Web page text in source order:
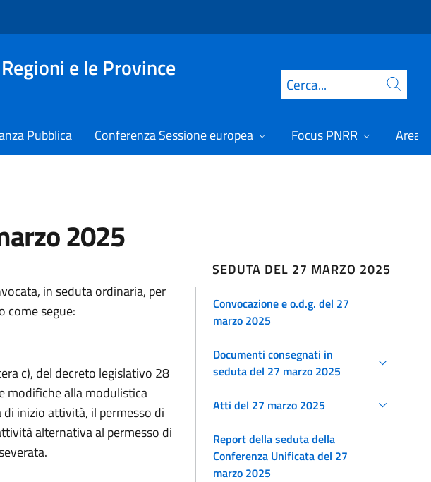
e le Province
Cerca
Pubblica Conferenza Sessione europea Focus PNRR Area
2025
in seduta ordinaria, per
come segue:
c), del decreto legislativo 28
modifiche alla modulistica
inizio attività, il permesso di
alternativa al permesso di
SEDUTA DEL 27 MARZO 2025
Convocazione e o.d.g. del 27
marzo 2025
Documenti consegnati in
seduta del 27 marzo 2025
Atti del 27 marzo 2025
Report della seduta della
Conferenza Unificata del 27
marzo 2025